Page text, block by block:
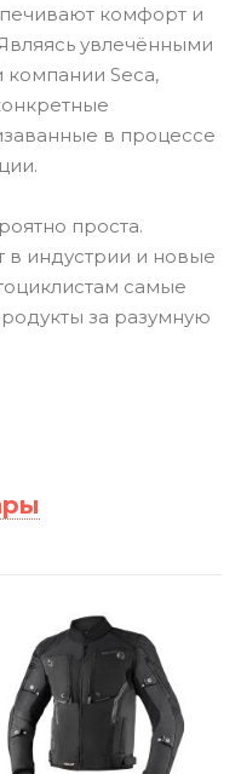
комфорт и
увлечёнными
компании Seca,
в процессе
проста.
индустрии и новые
самые
за разумную